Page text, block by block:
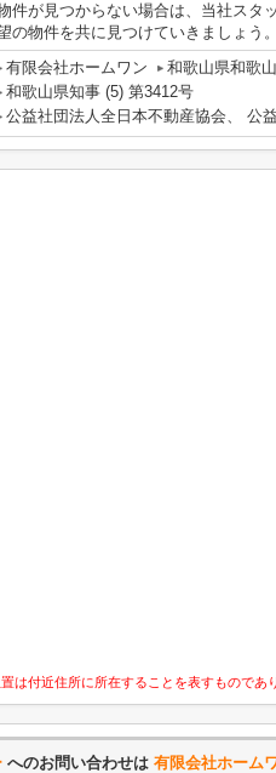
件が見つからない場合は、当社スタ
の物件を共に見つけていきましょう。
有限会社ホームワン 和歌山県和歌
和歌山県知事 (5) 第3412号
公益社団法人全日本不動産協会、 公
は付近住所に所在することを表すものであ
へのお問い合わせは 有限会社ホーム